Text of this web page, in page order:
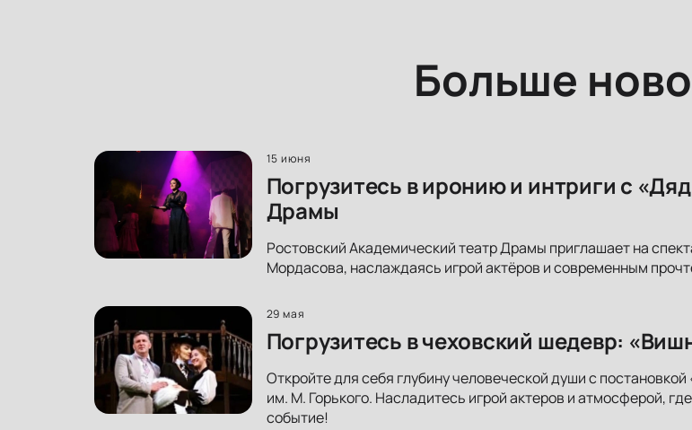
Больше
15 июня
Погрузитесь в иронию и интриги с
Драмы
Ростовский Академический театр Драмы приглашает на
Мордасова, наслаждаясь игрой актёров и современным
29 мая
Погрузитесь в чеховский шедевр:
Откройте для себя глубину человеческой души с
им. М. Горького. Насладитесь игрой актеров и атмосферой,
событие!